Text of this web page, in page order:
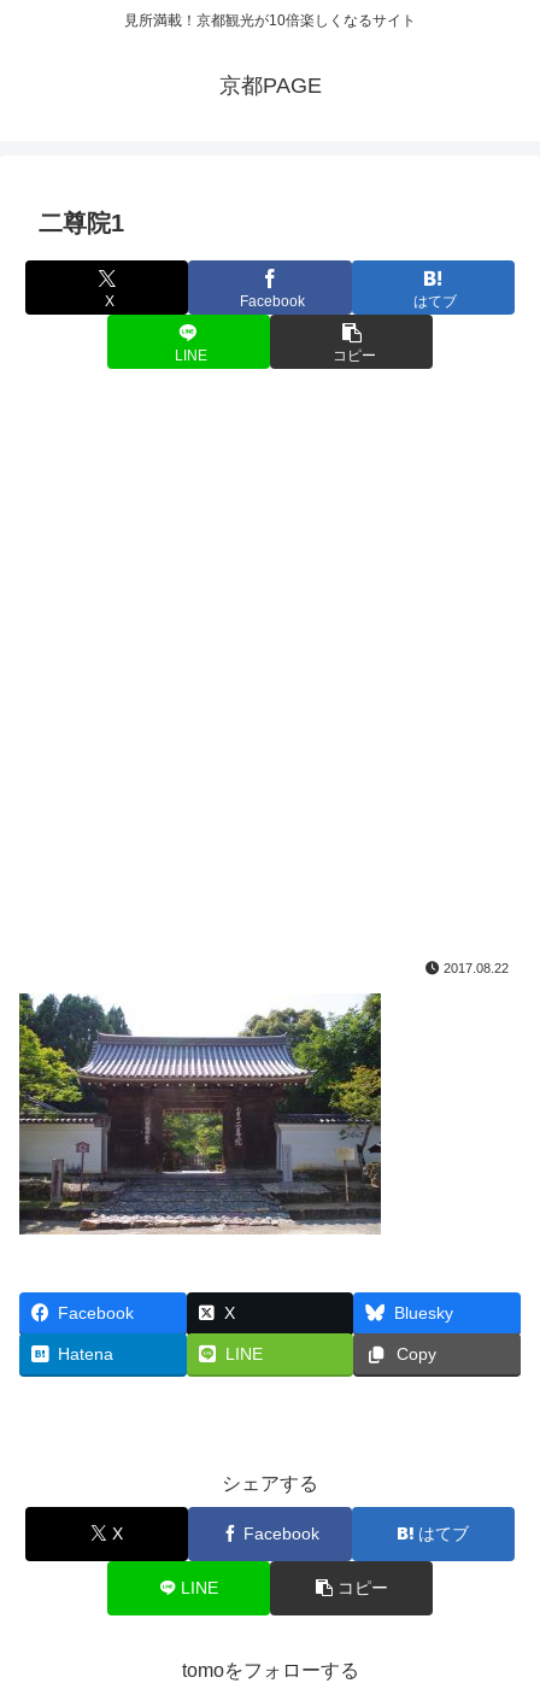
見所満載！京都観光が10倍楽しくなるサイト
京都PAGE
二尊院1
X Facebook はてブ
LINE コピー
2017.08.22
Facebook X Bluesky
Hatena LINE Copy
シェアする
X Facebook はてブ
LINE コピー
tomoをフォローする